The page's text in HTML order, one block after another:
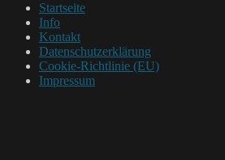
Startseite
Info
Kontakt
Datenschutzerklärung
Cookie-Richtlinie (EU)
Impressum